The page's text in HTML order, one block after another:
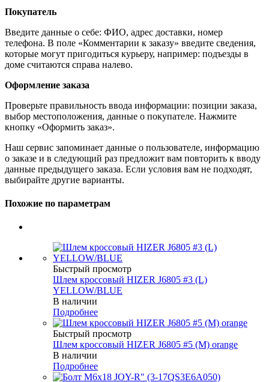
Покупатель
Введите данные о себе: ФИО, адрес доставки, номер
телефона. В поле «Комментарии к заказу» введите сведения,
которые могут пригодиться курьеру, например: подъезды в
доме считаются справа налево.
Оформление заказа
Проверьте правильность ввода информации: позиции заказа,
выбор местоположения, данные о покупателе. Нажмите
кнопку «Оформить заказ».
Наш сервис запоминает данные о пользователе, информацию
о заказе и в следующий раз предложит вам повторить к вводу
данные предыдущего заказа. Если условия вам не подходят,
выбирайте другие варианты.
Похожие по параметрам
Быстрый просмотр
Шлем кроссовый HIZER J6805 #3 (L)
YELLOW/BLUE
В наличии
Подробнее
Быстрый просмотр
Шлем кроссовый HIZER J6805 #5 (M) orange
В наличии
Подробнее